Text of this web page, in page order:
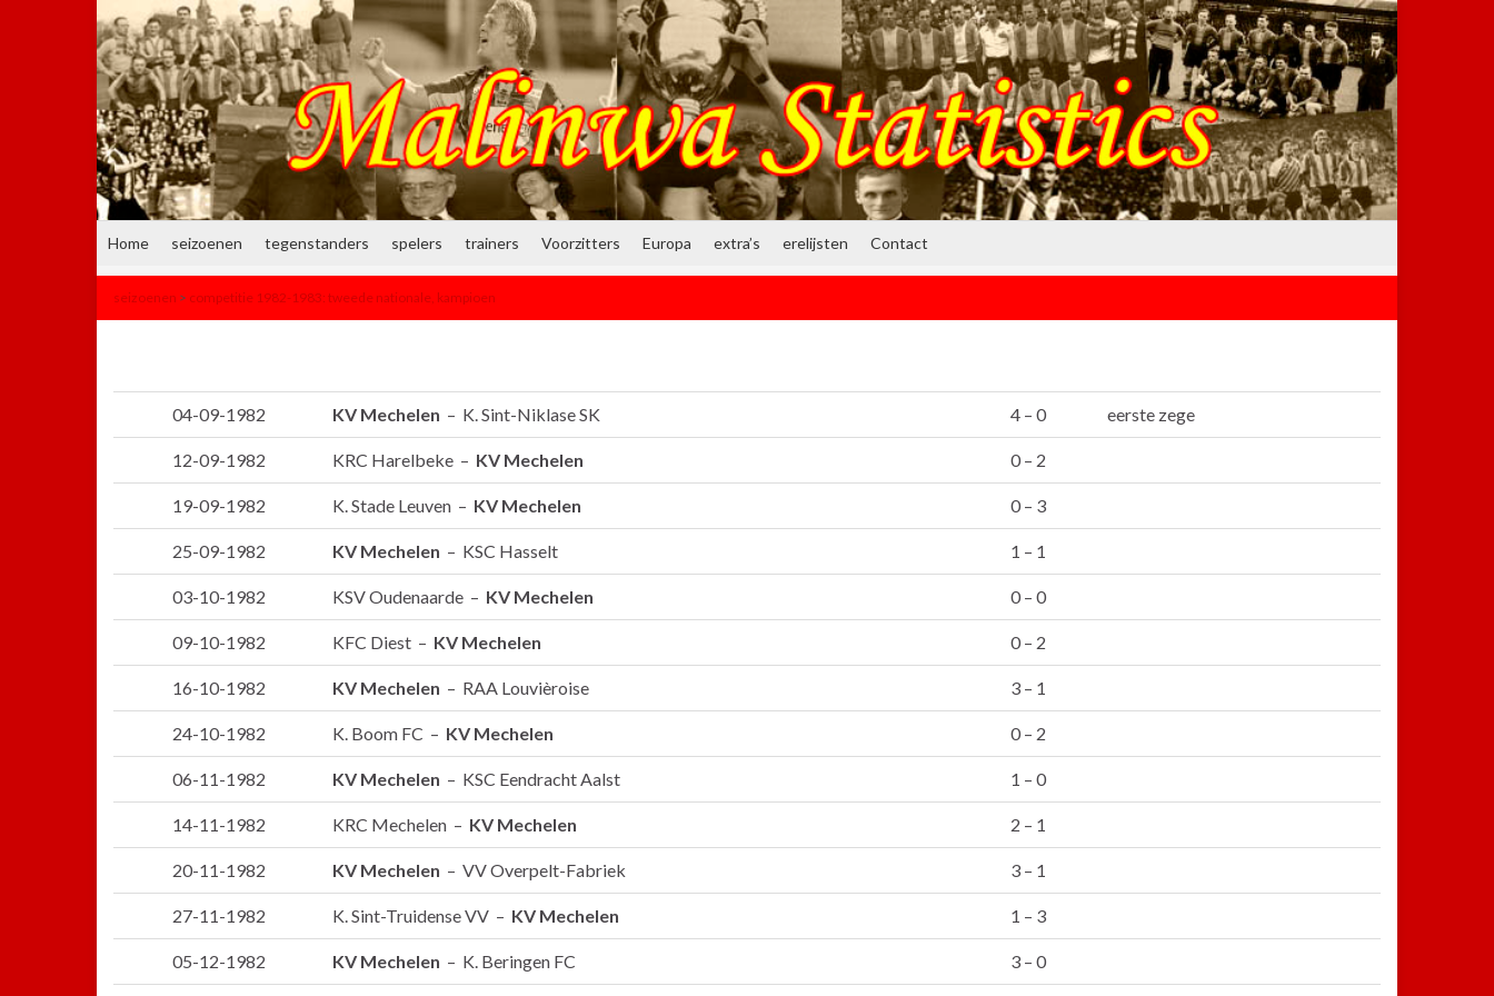
Home seizoenen tegenstanders spelers trainers Voorzitters Europa extra’s erelijsten Contact
seizoenen > competitie 1982-1983: tweede nationale, kampioen
04-09-1982 KV Mechelen – K. Sint-Niklase SK 4 – 0 eerste zege
12-09-1982 KRC Harelbeke – KV Mechelen 0 – 2
19-09-1982 K. Stade Leuven – KV Mechelen 0 – 3
25-09-1982 KV Mechelen – KSC Hasselt 1 – 1
03-10-1982 KSV Oudenaarde – KV Mechelen 0 – 0
09-10-1982 KFC Diest – KV Mechelen 0 – 2
16-10-1982 KV Mechelen – RAA Louvièroise 3 – 1
24-10-1982 K. Boom FC – KV Mechelen 0 – 2
06-11-1982 KV Mechelen – KSC Eendracht Aalst 1 – 0
14-11-1982 KRC Mechelen – KV Mechelen 2 – 1
20-11-1982 KV Mechelen – VV Overpelt-Fabriek 3 – 1
27-11-1982 K. Sint-Truidense VV – KV Mechelen 1 – 3
05-12-1982 KV Mechelen – K. Beringen FC 3 – 0